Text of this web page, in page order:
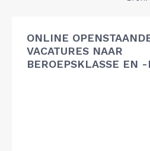
ONLINE
VACATURES NAAR
BEROEPSKLASSE EN -